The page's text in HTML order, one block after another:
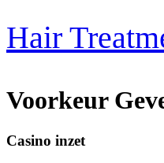
to
content
Hair
Voorkeur
Casino inzet